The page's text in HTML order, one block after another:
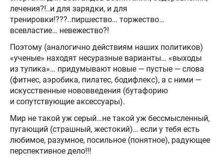
лечения?!..и для зарядки, и для
тренировки!???..пиршество… торжество…
всевластие… невежество?!
Поэтому (аналогично действиям наших политиков)
«ученые» находят несуразные варианты… «выходы
из тупика»… придумывают новые — пустые — слова
(фитнес, аэробика, пилатес, бодифлекс), а с ними —
искусственные нововведения (бутафорию
и сопутствующие аксессуары).
Мир не такой уж серый…не такой уж бессмысленный,
пугающий (страшный, жестокий)… если у тебя есть
любимое, разумное, посильное (понятное), радующее
перспективное дело!!!